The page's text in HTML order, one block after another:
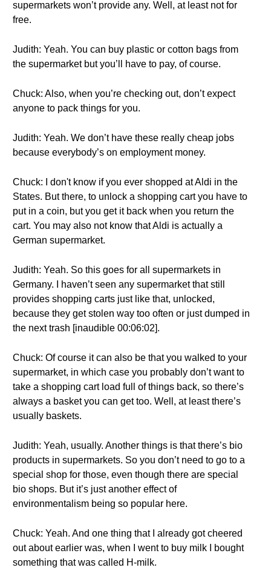
supermarkets won’t provide any. Well, at least not for
free.
Judith: Yeah. You can buy plastic or cotton bags from
the supermarket but you’ll have to pay, of course.
Chuck: Also, when you’re checking out, don’t expect
anyone to pack things for you.
Judith: Yeah. We don’t have these really cheap jobs
because everybody’s on employment money.
Chuck: I don't know if you ever shopped at Aldi in the
States. But there, to unlock a shopping cart you have to
put in a coin, but you get it back when you return the
cart. You may also not know that Aldi is actually a
German supermarket.
Judith: Yeah. So this goes for all supermarkets in
Germany. I haven’t seen any supermarket that still
provides shopping carts just like that, unlocked,
because they get stolen way too often or just dumped in
the next trash [inaudible 00:06:02].
Chuck: Of course it can also be that you walked to your
supermarket, in which case you probably don’t want to
take a shopping cart load full of things back, so there’s
always a basket you can get too. Well, at least there’s
usually baskets.
Judith: Yeah, usually. Another things is that there’s bio
products in supermarkets. So you don’t need to go to a
special shop for those, even though there are special
bio shops. But it’s just another effect of
environmentalism being so popular here.
Chuck: Yeah. And one thing that I already got cheered
out about earlier was, when I went to buy milk I bought
something that was called H-milk.